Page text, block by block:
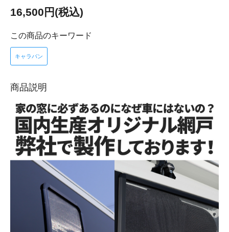
16,500円(税込)
この商品のキーワード
キャラバン
商品説明